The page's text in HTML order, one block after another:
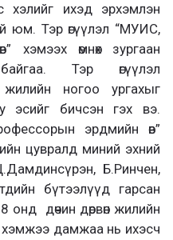
хэлийг ихэд эрхэмлэн
юм. Тэр өгүүлэл “МУИС,
хэмээх өмнөх зургаан
Тэр өгүүлэл
ногоо ургахыг
эсийг бичсэн гэх вэ.
эрдмийн өв”
цувралд миний эхний
Б.Ринчен,
бүтээлүүд гарсан
онд дөчин дөрвөн жилийн
хэмжээ дамжаа нь ихэсч